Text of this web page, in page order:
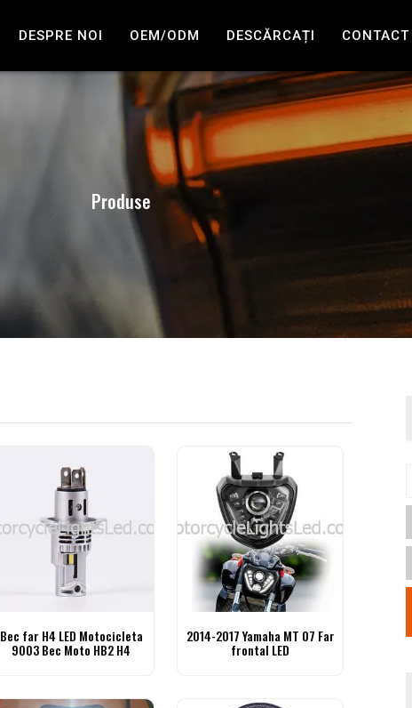
DESPRE NOI OEM/ODM DESCĂRCAȚI CONTACT
Produse
Bec far H4 LED Motocicleta
9003 Bec Moto HB2 H4
2014-2017 Yamaha MT 07 Far
frontal LED